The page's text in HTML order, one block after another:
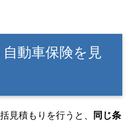
動車保険を見
見積もりを行うと、
同じ条